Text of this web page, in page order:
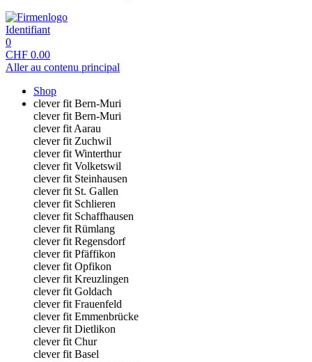
Identifiant
0
CHF 0.00
Aller au contenu principal
Shop
clever fit Bern-Muri
clever fit Bern-Muri
clever fit Aarau
clever fit Zuchwil
clever fit Winterthur
clever fit Volketswil
clever fit Steinhausen
clever fit St. Gallen
clever fit Schlieren
clever fit Schaffhausen
clever fit Rümlang
clever fit Regensdorf
clever fit Pfäffikon
clever fit Opfikon
clever fit Kreuzlingen
clever fit Goldach
clever fit Frauenfeld
clever fit Emmenbrücke
clever fit Dietlikon
clever fit Chur
clever fit Basel